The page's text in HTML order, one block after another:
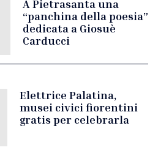
A Pietrasanta una
“panchina della poesia”
dedicata a Giosuè
Carducci
Elettrice Palatina,
musei civici fiorentini
gratis per celebrarla